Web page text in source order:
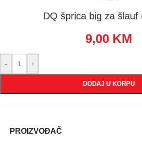
DQ šprica big za šlauf
9,00 KM
- +
DODAJ U KORPU
PROIZVOĐAČ